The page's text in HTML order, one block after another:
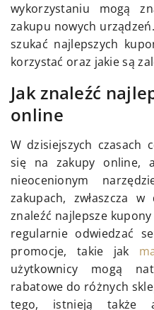
wykorzystaniu mogą
zakupu nowych
szukać najlepszych
korzystać oraz jakie są
Jak znaleźć
online
W dzisiejszych czasach
się na zakupy online,
nieocenionym
zakupach, zwłaszcza
znaleźć najlepsze
regularnie odwiedzać
promocje, takie jak
użytkownicy mogą
rabatowe do różnych
tego, istnieją także